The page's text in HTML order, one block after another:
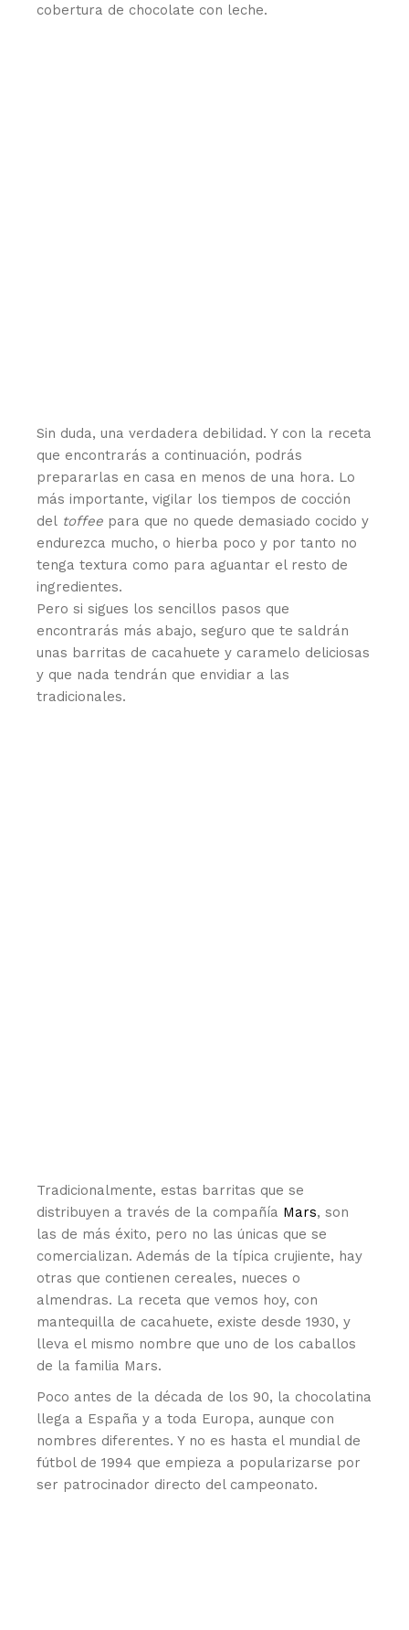
cobertura de chocolate con leche.
Sin duda, una verdadera debilidad. Y con la receta
que encontrarás a continuación, podrás
prepararlas en casa en menos de una hora. Lo
más importante, vigilar los tiempos de cocción
del toffee para que no quede demasiado cocido y
endurezca mucho, o hierba poco y por tanto no
tenga textura como para aguantar el resto de
ingredientes.
Pero si sigues los sencillos pasos que
encontrarás más abajo, seguro que te saldrán
unas barritas de cacahuete y caramelo deliciosas
y que nada tendrán que envidiar a las
tradicionales.
Tradicionalmente, estas barritas que se
distribuyen a través de la compañía Mars, son
las de más éxito, pero no las únicas que se
comercializan. Además de la típica crujiente, hay
otras que contienen cereales, nueces o
almendras. La receta que vemos hoy, con
mantequilla de cacahuete, existe desde 1930, y
lleva el mismo nombre que uno de los caballos
de la familia Mars.
Poco antes de la década de los 90, la chocolatina
llega a España y a toda Europa, aunque con
nombres diferentes. Y no es hasta el mundial de
fútbol de 1994 que empieza a popularizarse por
ser patrocinador directo del campeonato.